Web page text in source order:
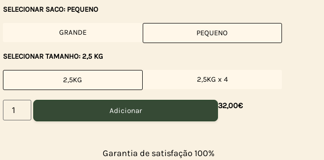
SELECIONAR SACO: PEQUENO
GRANDE PEQUENO
SELECIONAR TAMANHO: 2,5 KG
2,5KG 2,5KG x 4
Adicionar
32,00€
Garantia de satisfação 100%